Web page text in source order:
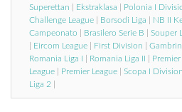
Superettan
Ekstraklasa Polonia I
Challenge League
Borsodi Liga NB II
Campeonato
Brasilero Serie B Souper
Eircom League First Division
Romania Liga I
Romania Liga II Premier
League
Premier League Scopa I
Liga 2